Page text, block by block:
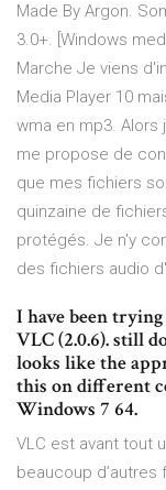
Made By Argon.
3.0+. [Windows
Marche Je viens
Media Player 10
wma en mp3. Alors
me propose de
que mes fichiers
quinzaine de
protégés. Je n'y
des fichiers audio
I have been
VLC (2.0.6). still
looks like the
this on different
Windows 7 64.
VLC est avant tout
beaucoup